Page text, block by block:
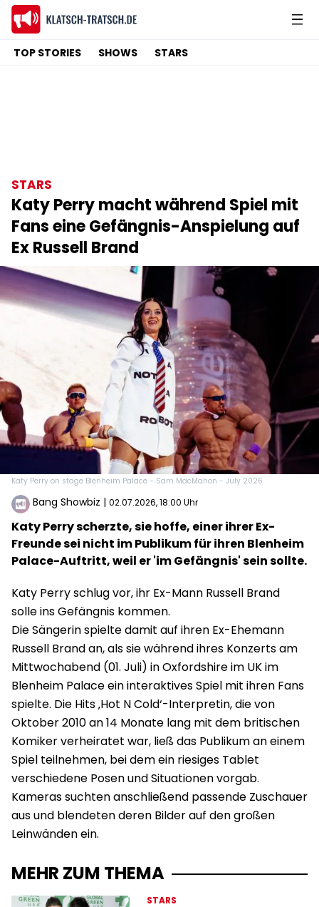
TOP STORIES SHOWS STARS
STARS
Katy Perry macht während Spiel mit
Fans eine Gefängnis-Anspielung auf
Ex Russell Brand
Katy Perry on stage Blenheim Palace - Sam MacMahon - July 2026
Bang Showbiz | 02.07.2026, 18:00 Uhr
Katy Perry scherzte, sie hoffe, einer ihrer Ex-
Freunde sei nicht im Publikum für ihren Blenheim
Palace-Auftritt, weil er 'im Gefängnis' sein sollte.
Katy Perry schlug vor, ihr Ex-Mann Russell Brand
solle ins Gefängnis kommen.
Die Sängerin spielte damit auf ihren Ex-Ehemann
Russell Brand an, als sie während ihres Konzerts am
Mittwochabend (01. Juli) in Oxfordshire im UK im
Blenheim Palace ein interaktives Spiel mit ihren Fans
spielte. Die Hits ‚Hot N Cold‘-Interpretin, die von
Oktober 2010 an 14 Monate lang mit dem britischen
Komiker verheiratet war, ließ das Publikum an einem
Spiel teilnehmen, bei dem ein riesiges Tablet
verschiedene Posen und Situationen vorgab.
Kameras suchten anschließend passende Zuschauer
aus und blendeten deren Bilder auf den großen
Leinwänden ein.
MEHR ZUM THEMA
STARS